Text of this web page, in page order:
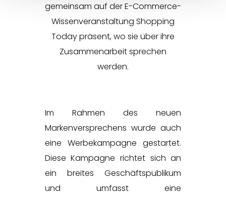
gemeinsam auf der E-Commerce-
Wissenveranstaltung Shopping
Today präsent, wo sie über ihre
Zusammenarbeit sprechen
werden.
Im Rahmen des neuen
Markenversprechens wurde auch
eine Werbekampagne gestartet.
Diese Kampagne richtet sich an
ein breites Geschäftspublikum
und umfasst eine